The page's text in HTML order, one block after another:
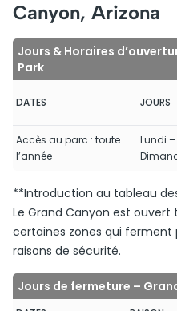
Canyon, Arizona
Jours & Horaires
Park
DATES JOURS
Accès au parc : toute
l’année
Lundi –
**Introduction au tableau
Le Grand Canyon est ouvert
certaines zones qui ferment
raisons de sécurité.
Jours de fermeture –